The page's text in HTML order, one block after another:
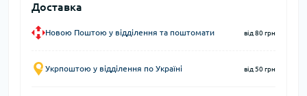
Доставка
Новою Поштою у відділення та поштомати від 80 грн
Укрпоштою у відділення по Україні від 50 грн